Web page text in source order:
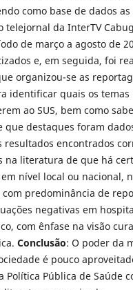
como base de dados
telejornal da InterTV
de março a agosto de
e, em seguida, foi
organizou-se as
identificar quais os
ao SUS, bem como
que destaques foram
resultados encontrados
na literatura de que há
nível local ou nacional,
com predominância de
negativas em
com ênfase na visão
Conclusão: O poder da
é pouco
Política Pública de Saúde